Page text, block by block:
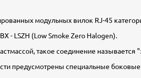
модульных вилок RJ-45
- LSZH (Low Smoke Zero Halogen).
такое соединение
предусмотрены специальные